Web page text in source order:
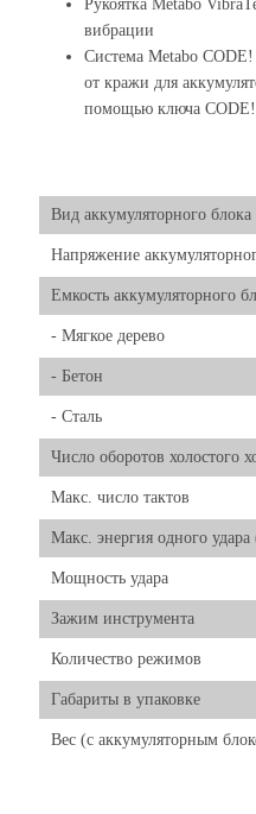
Рукоятка Metabo
вибрации
Система Metabo
от кражи для
помощью ключа
Вид аккумуляторного блока
Напряжение
Емкость аккумуляторного
- Мягкое дерево
- Бетон
- Сталь
Число оборотов холостого
Макс. число тактов
Макс. энергия одного
Мощность удара
Зажим инструмента
Количество режимов
Габариты в упаковке
Вес (с аккумуляторным